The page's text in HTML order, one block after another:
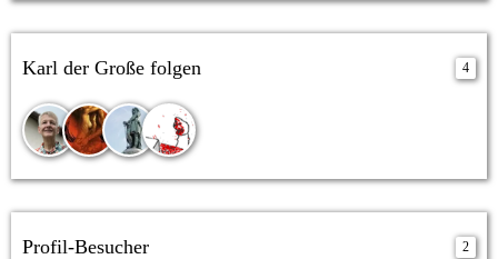
Karl der Große folgen 4
Profil-Besucher 2